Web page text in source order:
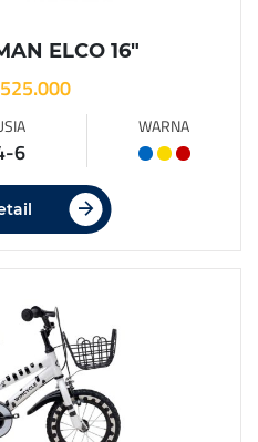
ELCO 16″
6
WARNA